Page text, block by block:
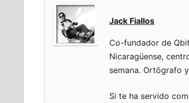
Jack Fiallos
Co-fundador de
Nicaragüense,
semana. Ortögrafo
Si te ha servido